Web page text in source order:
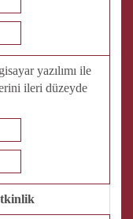
yazılımı ile
ileri düzeyde